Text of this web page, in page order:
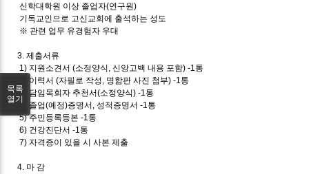
신학대학원 이상 졸업자(연구원)
기독교인으로 고신교회에 출석하는 성도
※ 관련 업무 유경험자 우대
3. 제출서류
1) 지원소견서 (소정양식, 신앙고백 내용 포함) -1통
이력서 (자필로 작성, 명함판 사진 첨부) -1통
3)
담임목회자 추천서(소정양식) -1통
4)
졸업(예정)증명서, 성적증명서 -1통
5) 주민등록등본 -1통
6) 건강진단서 -1통
7) 자격증이 있을 시 사본 제출
4. 마 감
목록
열기